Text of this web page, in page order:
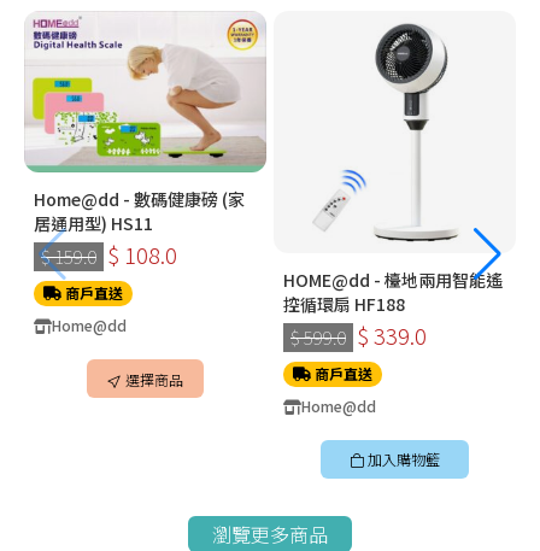
Home@dd - 數碼健康磅 (家
居通用型) HS11
$ 159.0 $ 108.0
商戶直送
Home@dd
選擇商品
HOME@dd - 檯地兩用智能遙
控循環扇 HF188
$ 599.0 $ 339.0
商戶直送
Home@dd
加入購物籃
瀏覽更多商品